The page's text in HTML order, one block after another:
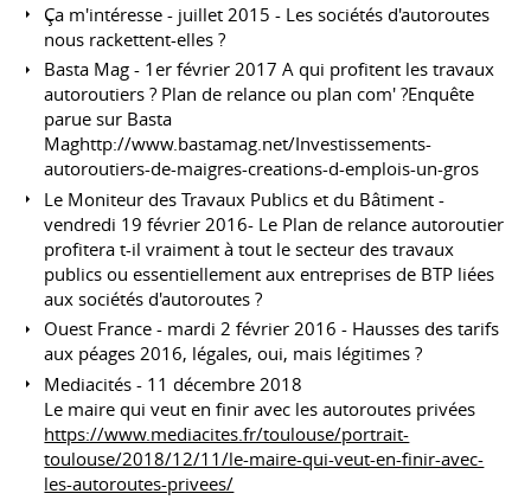
Ça m'intéresse - juillet 2015 - Les sociétés d'autoroutes
nous rackettent-elles ?
Basta Mag - 1er février 2017 A qui profitent les travaux
autoroutiers ? Plan de relance ou plan com' ?Enquête
parue sur Basta
Maghttp://www.bastamag.net/Investissements-
autoroutiers-de-maigres-creations-d-emplois-un-gros
Le Moniteur des Travaux Publics et du Bâtiment -
vendredi 19 février 2016- Le Plan de relance autoroutier
profitera t-il vraiment à tout le secteur des travaux
publics ou essentiellement aux entreprises de BTP liées
aux sociétés d'autoroutes ?
Ouest France - mardi 2 février 2016 - Hausses des tarifs
aux péages 2016, légales, oui, mais légitimes ?
Mediacités - 11 décembre 2018
Le maire qui veut en finir avec les autoroutes privées
https://www.mediacites.fr/toulouse/portrait-
toulouse/2018/12/11/le-maire-qui-veut-en-finir-avec-
les-autoroutes-privees/